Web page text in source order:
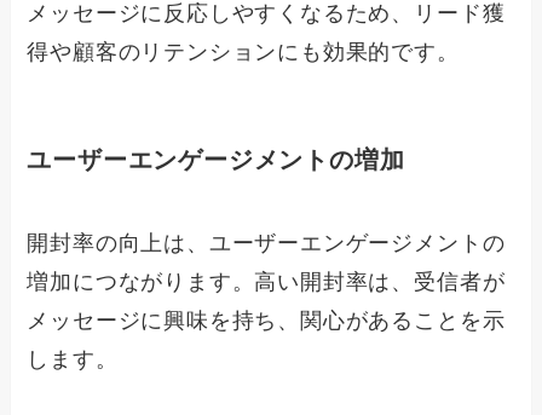
メッセージに反応しやすくなるため、リード獲
得や顧客のリテンションにも効果的です。
ユーザーエンゲージメントの増加
開封率の向上は、ユーザーエンゲージメントの
増加につながります。高い開封率は、受信者が
メッセージに興味を持ち、関心があることを示
します。